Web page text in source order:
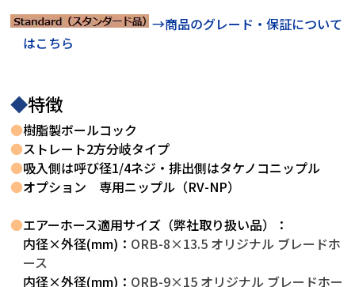
→商品のグレード・保証について
はこちら
◆特徴
●樹脂製ボールコック
●ストレート2方分岐タイプ
●吸入側は呼び径1/4ネジ・排出側はタケノコニップル
●オプション 専用ニップル（RV-NP）
●エアーホース適用サイズ（弊社取り扱い品）：
内径×外径(mm)： ORB-8×13.5 オリジナル ブレードホ
ース
内径×外径(mm)： ORB-9×15 オリジナル ブレードホー